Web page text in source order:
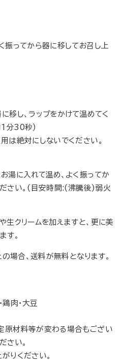
振ってから器に移してお召し上
移し、ラップをかけて温めてく
1分30秒)
は絶対にしないでください。
湯に入れて温め、よく振ってか
さい。(目安時間:(沸騰後)弱火
クリームを加えますと、更に美
す。
合、送料が無料となります。
鶏肉・大豆
材料等が変わる場合もござい
さい。
りください。